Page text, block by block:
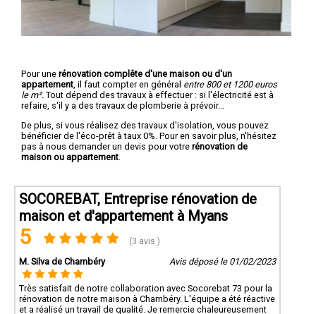
Pour une rénovation complête d'une maison ou d'un
appartement , il faut compter en général entre 800 et 1200 euros
le m². Tout dépend des travaux à effectuer : si l'électricité est à
refaire, s'il y a des travaux de plomberie à prévoir...
De plus, si vous réalisez des travaux d'isolation, vous pouvez
bénéficier de l'éco-prêt à taux 0%. Pour en savoir plus, n'hésitez
pas à nous demander un devis pour votre rénovation de
maison ou appartement
SOCOREBAT, Entreprise rénovation de
maison et d'appartement à Myans
5 (3 avis )
M. Silva de Chambéry Avis déposé le 01/02/2023
Très satisfait de notre collaboration avec Socorebat 73 pour la
rénovation de notre maison à Chambéry. L'équipe a été réactive
et a réalisé un travail de qualité. Je remercie chaleureusement